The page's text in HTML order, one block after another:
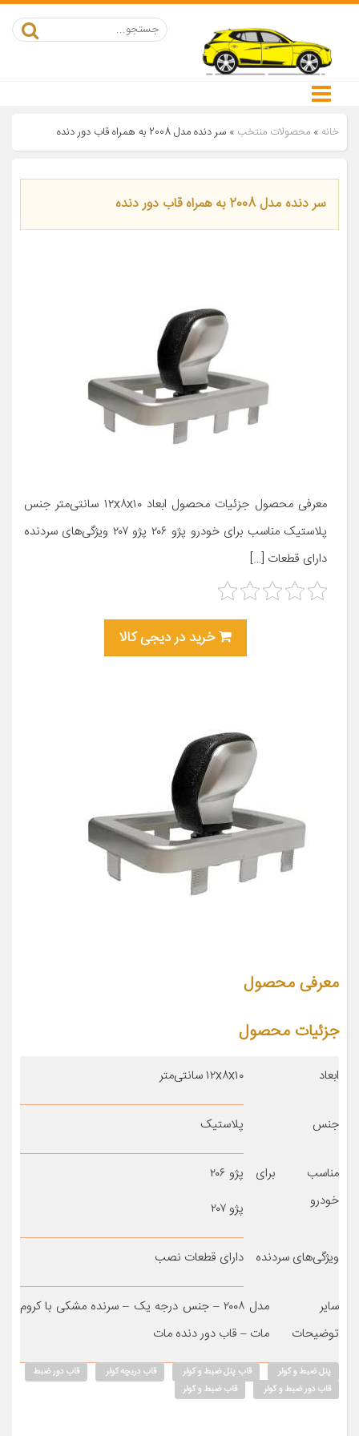
خانه » محصولات منتخب » سر دنده مدل 2008 به همراه قاب دور دنده
سر دنده مدل 2008 به همراه قاب دور دنده
معرفی محصول جزئیات محصول ابعاد ۱۲x۸x۱۰ سانتی‌متر جنس
پلاستیک مناسب برای خودرو پژو ۲۰۶ پژو ۲۰۷ ویژگی‌های سردنده
دارای قطعات […]
خرید در دیجی کالا
معرفی محصول
جزئیات محصول
ابعاد ۱۲x۸x۱۰ سانتی‌متر
جنس پلاستیک
مناسب برای
خودرو
پژو ۲۰۶
پژو ۲۰۷
ویژگی‌های سردنده دارای قطعات نصب
سایر
توضیحات
مدل ۲۰۰۸ – جنس درجه یک – سرنده مشکی با کروم
مات – قاب دور دنده مات
پنل ضبط و کولر قاب پنل ضبط و کولر قاب دریچه کولر
قاب دور ضبط
قاب دور ضبط و کولر
قاب ضبط و کولر